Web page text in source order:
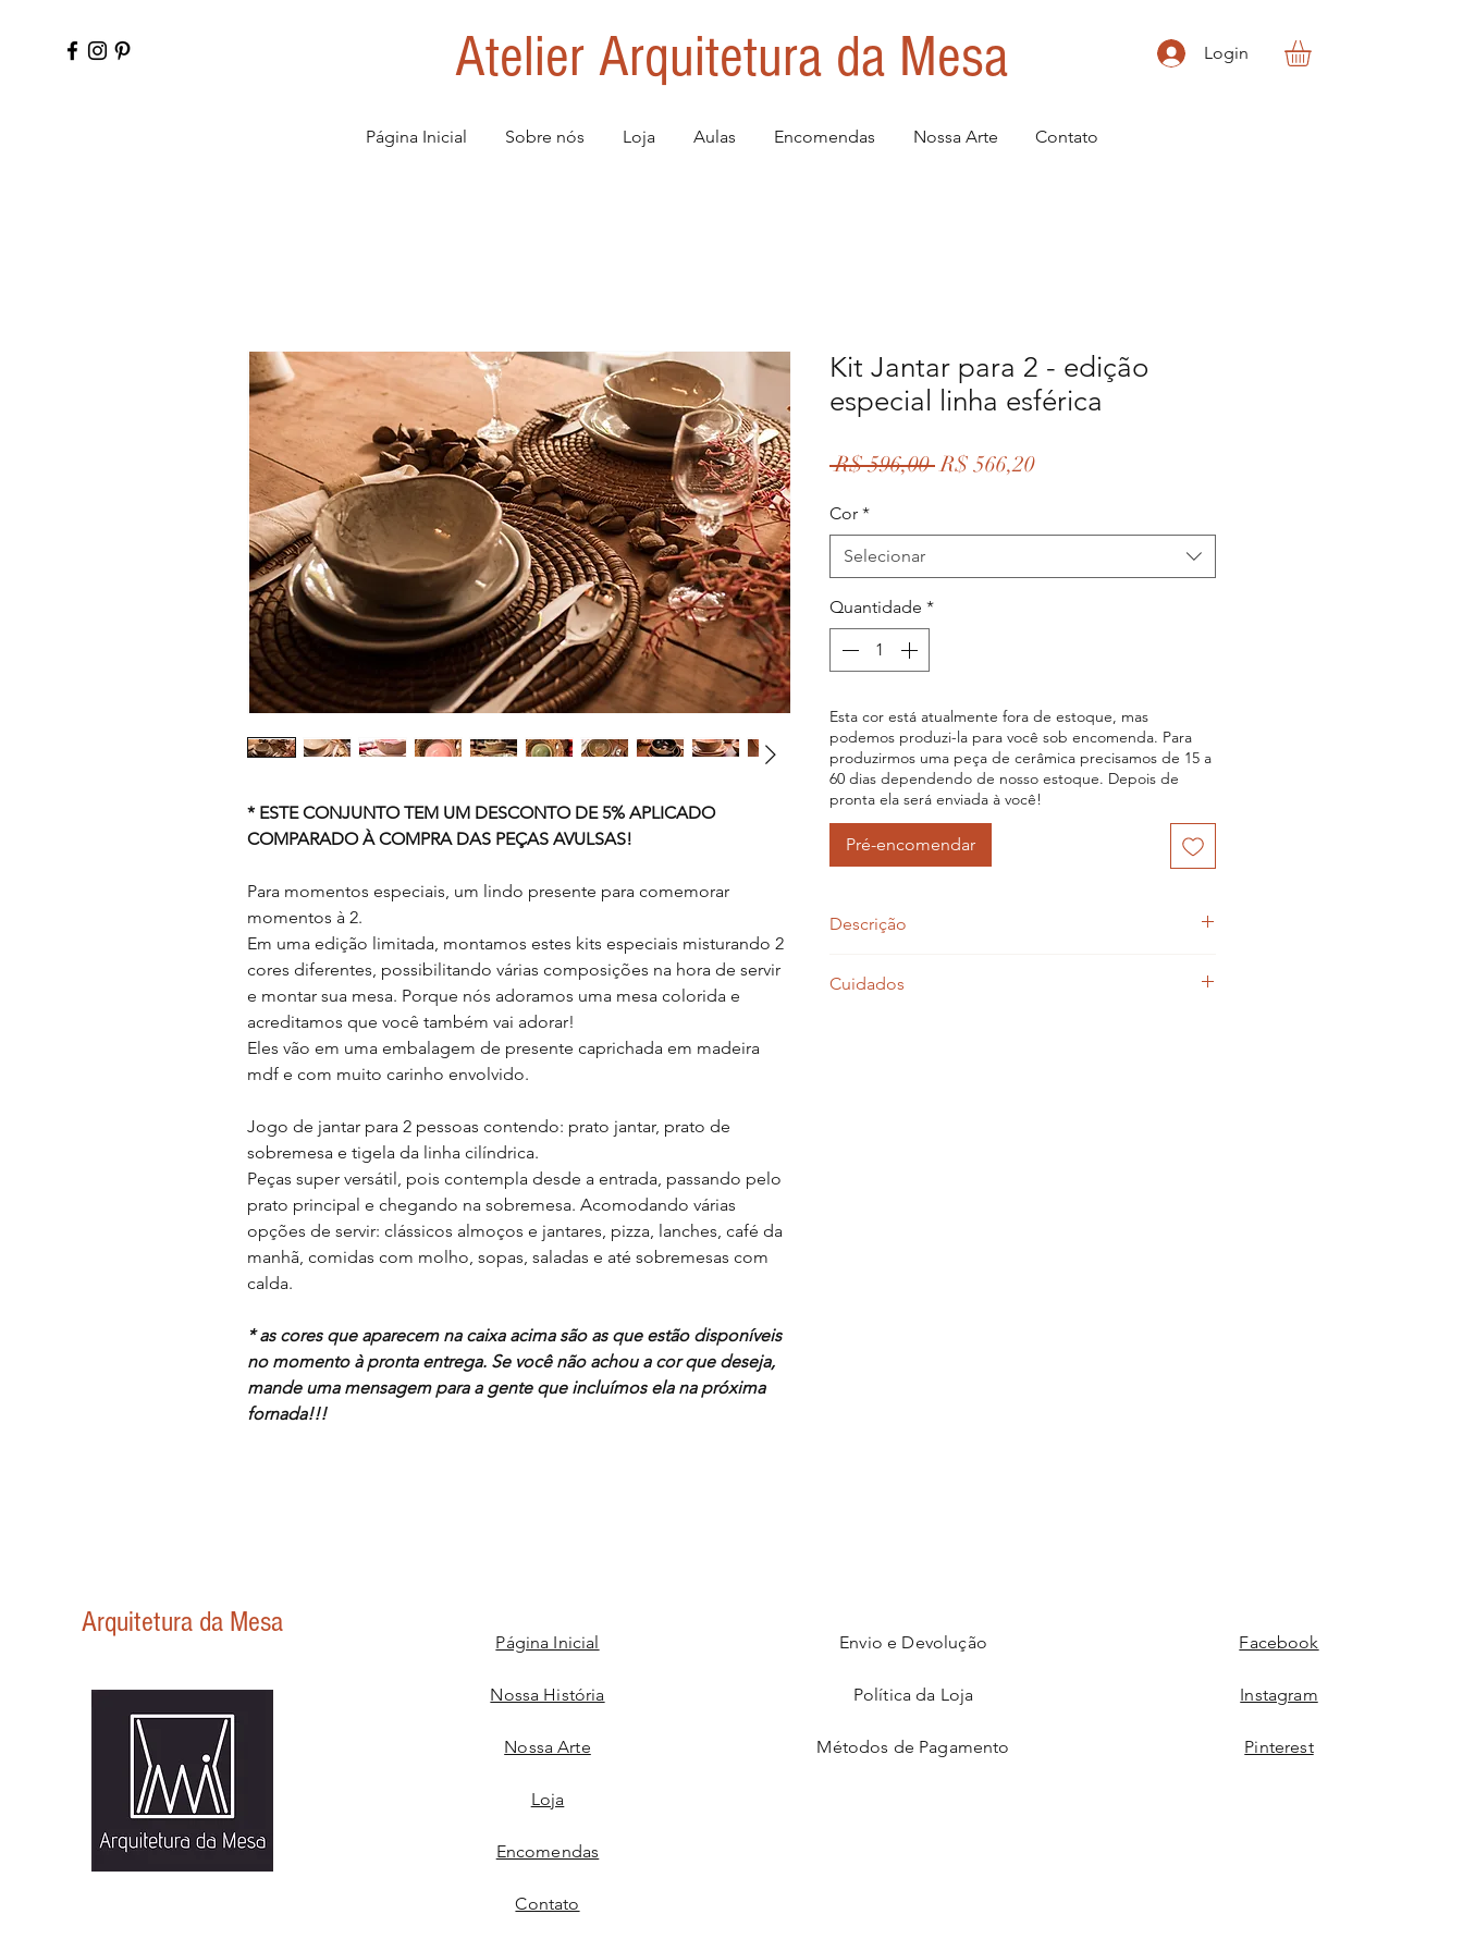
Atelier Arquitetura da Mesa Login
Página Inicial Sobre nós Loja Aulas Encomendas Nossa Arte Contato
* ESTE CONJUNTO TEM UM DESCONTO DE 5% APLICADO
COMPARADO À COMPRA DAS PEÇAS AVULSAS!
Para momentos especiais, um lindo presente para comemorar
momentos à 2.
Em uma edição limitada, montamos estes kits especiais misturando 2
cores diferentes, possibilitando várias composições na hora de servir
e montar sua mesa. Porque nós adoramos uma mesa colorida e
acreditamos que você também vai adorar!
Eles vão em uma embalagem de presente caprichada em madeira
mdf e com muito carinho envolvido.
Jogo de jantar para 2 pessoas contendo: prato jantar, prato de
sobremesa e tigela da linha cilíndrica.
Peças super versátil, pois contempla desde a entrada, passando pelo
prato principal e chegando na sobremesa. Acomodando várias
opções de servir: clássicos almoços e jantares, pizza, lanches, café da
manhã, comidas com molho, sopas, saladas e até sobremesas com
calda.
* as cores que aparecem na caixa acima são as que estão disponíveis
no momento à pronta entrega. Se você não achou a cor que deseja,
mande uma mensagem para a gente que incluímos ela na próxima
fornada!!!
Kit Jantar para 2 - edição
especial linha esférica
R$ 596,00 Preço
R$ 566,20Preço
Cor *
Selecionar
Quantidade *
Esta cor está atualmente fora de estoque, mas
podemos produzi-la para você sob encomenda. Para
produzirmos uma peça de cerâmica precisamos de 15 a
60 dias dependendo de nosso estoque. Depois de
pronta ela será enviada à você!
Pré-encomendar
Descrição
temperatura (1240 graus)
Cuidados
Arquitetura da Mesa
Página Inicial
Nossa História
Nossa Arte
Loja
Encomendas
Contato
Envio e Devolução
Política da Loja
Métodos de Pagamento
Facebook
Instagram
Pinterest